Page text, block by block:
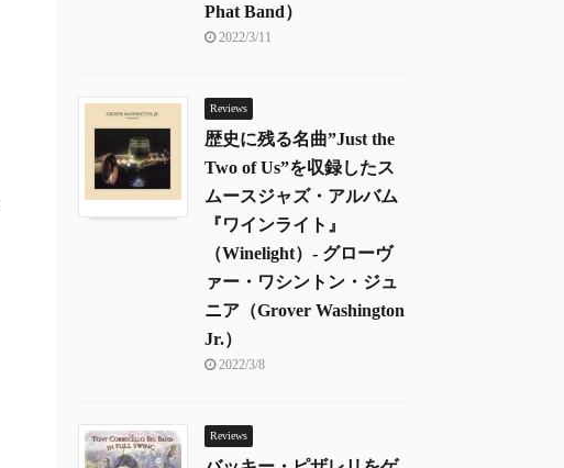
Phat Band）
2022/3/11
Reviews
歴史に残る名曲”Just the
Two of Us”を収録したス
ムースジャズ・アルバム
『ワインライト』
（Winelight）- グローヴ
ァー・ワシントン・ジュ
ニア（Grover Washington
Jr.）
2022/3/8
Reviews